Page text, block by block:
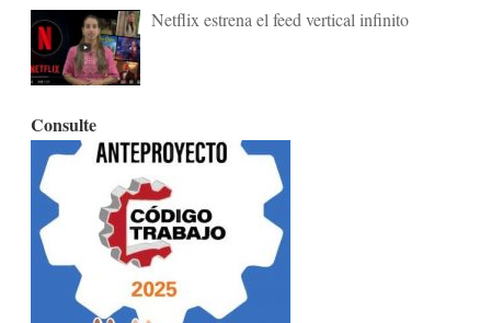
Netflix estrena el feed vertical infinito
Consulte